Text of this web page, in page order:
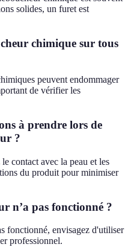
solides, un furet est
chimique sur tous
peuvent endommager
de vérifier les
à prendre lors de
?
contact avec la peau et les
du produit pour minimiser
n’a pas fonctionné ?
fonctionné, envisagez d'utiliser
professionnel.